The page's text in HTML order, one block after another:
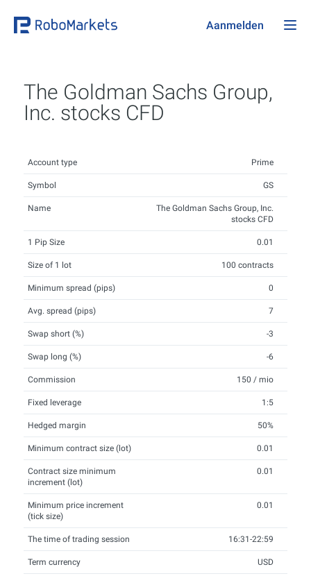
Aanmelden
The Goldman Sachs Group,
Inc. stocks CFD
Account type Prime
Symbol GS
Name
The Goldman Sachs Group, Inc.
stocks CFD
1 Pip Size 0.01
Size of 1 lot 100 contracts
Minimum spread (pips) 0
Avg. spread (pips) 7
Swap short (%) -3
Swap long (%) -6
Commission 150 / mio
Fixed leverage 1:5
Hedged margin 50%
Minimum contract size (lot) 0.01
Contract size minimum
increment (lot)
0.01
Minimum price increment
(tick size)
0.01
The time of trading session 16:31-22:59
Term currency USD